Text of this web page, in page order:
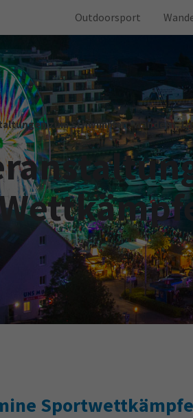
Outdoorsport
zum Schwimmen, Wandern,